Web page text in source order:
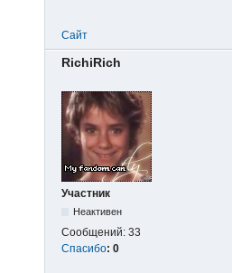
Сайт
RichiRich
Участник
Неактивен
Сообщений: 33
Спасибо: 0